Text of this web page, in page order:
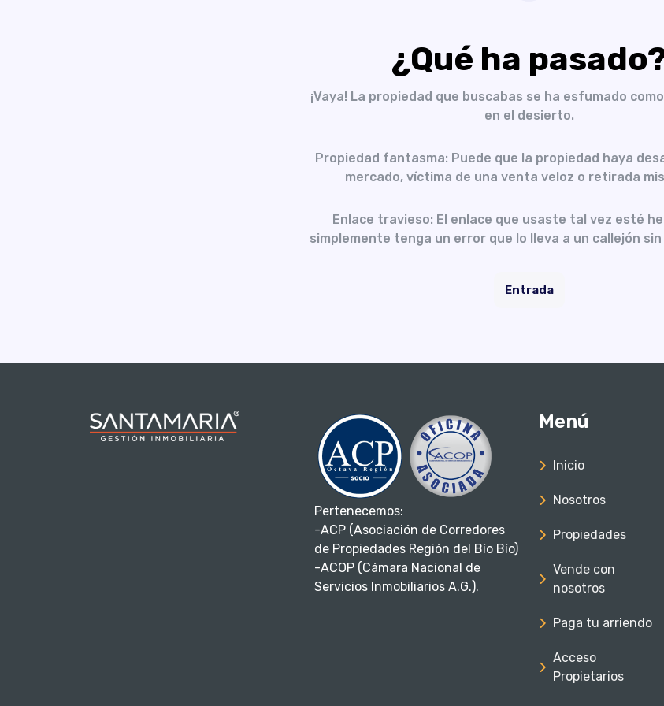
¿Qué ha
¡Vaya! La propiedad que buscabas se ha esfumado
en el desierto.
Propiedad fantasma: Puede que la propiedad haya
mercado, víctima de una venta veloz o retirada
Enlace travieso: El enlace que usaste tal vez esté
simplemente tenga un error que lo lleva a un callejón
Entrada
Pertenecemos:
-ACP (Asociación de Corredores
de Propiedades Región del Bío Bío)
-ACOP (Cámara Nacional de
Servicios Inmobiliarios A.G.).
Menú
Inicio
Nosotros
Propiedades
Vende con
nosotros
Paga tu arriendo
Acceso
Propietarios